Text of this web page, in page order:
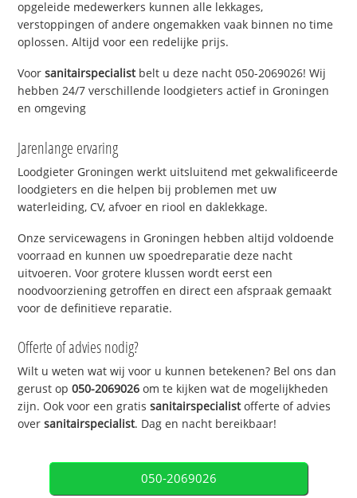
opgeleide medewerkers kunnen alle lekkages,
verstoppingen of andere ongemakken vaak binnen no time
oplossen. Altijd voor een redelijke prijs.
Voorsanitairspecialistbelt u deze nacht 050-2069026! Wij
hebben 24/7 verschillende loodgieters actief in Groningen
en omgeving
Jarenlange ervaring
Loodgieter Groningen werkt uitsluitend met gekwalificeerde
loodgieters en die helpen bij problemen met uw
waterleiding, CV, afvoer en riool en daklekkage.
Onze servicewagens in Groningen hebben altijd voldoende
voorraad en kunnen uw spoedreparatie deze nacht
uitvoeren. Voor grotere klussen wordt eerst een
noodvoorziening getroffen en direct een afspraak gemaakt
voor de definitieve reparatie.
Offerte of advies nodig?
Wilt u weten wat wij voor u kunnen betekenen? Bel ons dan
gerust op050-2069026 om te kijken wat de mogelijkheden
zijn. Ook voor een gratissanitairspecialistofferte of advies
oversanitairspecialist. Dag en nacht bereikbaar!
050-2069026